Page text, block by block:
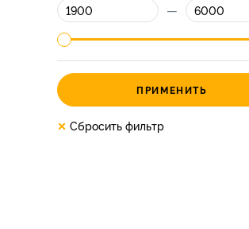
—
ПРИМЕНИТЬ
× Сбросить фильтр